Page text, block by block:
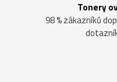
Tonery
98 % zákazníků